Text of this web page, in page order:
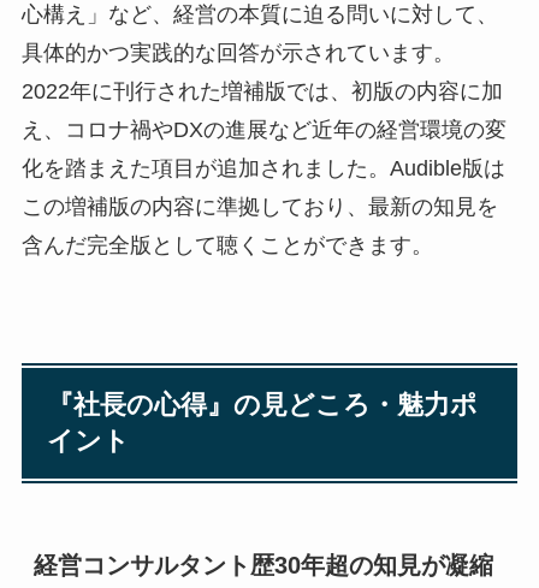
心構え」など、経営の本質に迫る問いに対して、
具体的かつ実践的な回答が示されています。
2022年に刊行された増補版では、初版の内容に加
え、コロナ禍やDXの進展など近年の経営環境の変
化を踏まえた項目が追加されました。Audible版は
この増補版の内容に準拠しており、最新の知見を
含んだ完全版として聴くことができます。
『社長の心得』の見どころ・魅力ポ
イント
経営コンサルタント歴30年超の知見が凝縮